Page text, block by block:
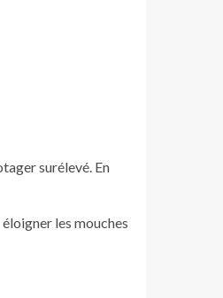
surélevé. En
les mouches